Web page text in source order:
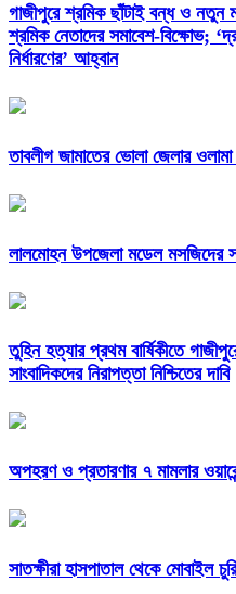
গাজীপুরে শ্রমিক ছাঁটাই বন্ধ ও নতুন
শ্রমিক নেতাদের সমাবেশ-বিক্ষোভ;
নির্ধারণের’ আহ্বান
তাবলীগ জামাতের ভোলা জেলার
লালমোহন উপজেলা মডেল মসজিদের
তুহিন হত্যার প্রথম বার্ষিকীতে
সাংবাদিকদের নিরাপত্তা নিশ্চিতের দাবি
অপহরণ ও প্রতারণার ৭ মামলার
সাতক্ষীরা হাসপাতাল থেকে মোবাইল